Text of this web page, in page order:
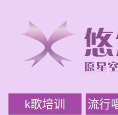
k歌培训 流行